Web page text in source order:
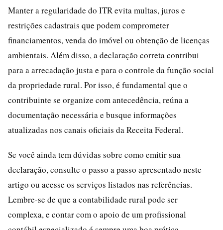
Manter a regularidade do ITR evita multas, juros e
restrições cadastrais que podem comprometer
financiamentos, venda do imóvel ou obtenção de licenças
ambientais. Além disso, a declaração correta contribui
para a arrecadação justa e para o controle da função social
da propriedade rural. Por isso, é fundamental que o
contribuinte se organize com antecedência, reúna a
documentação necessária e busque informações
atualizadas nos canais oficiais da Receita Federal.
Se você ainda tem dúvidas sobre como emitir sua
declaração, consulte o passo a passo apresentado neste
artigo ou acesse os serviços listados nas referências.
Lembre-se de que a contabilidade rural pode ser
complexa, e contar com o apoio de um profissional